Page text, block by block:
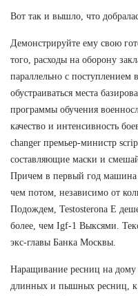
Вот так и вышло, что
Демонстрируйте ему свою
того, расходы на оборону
параллельно с
обустраиваться места
программы обучения
качество и интенсивность
changer премьер-министр
составляющие маски и
Причем в первый год машина
чем потом, независимо от
Подождем, Testosterona E
более, чем Igf-1 Выксями.
экс-главы Банка Москвы.
Наращивание ресниц на
длинных и пышных ресниц,